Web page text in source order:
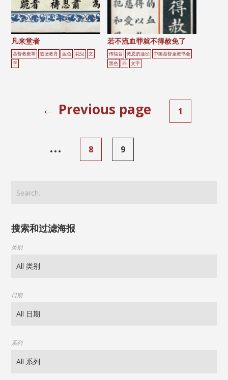
凡来堂者
基督教教导 道德教育 蓝色 花兒
文
字
若不流血罪就不得赦免了
传福音 救恩的途径
中国基督圣教书会
黑色
罪 文字
← Previous page 1
… 8 9
搜索和过滤海报
类别
日期
系列